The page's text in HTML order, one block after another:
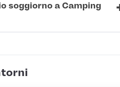
soggiorno a Camping